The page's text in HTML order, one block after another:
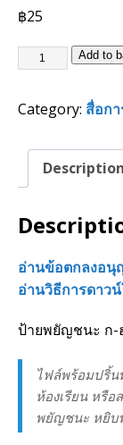
฿25
Add to
Category: สื่อก
Description
อ่านข้อตกลงอนุ
อ่านวิธีการดาว
ป้ายพยัญชนะ ก-
ไฟล์พร้อมปริ้น
ห้องเรียน หรือ
พยัญชนะ หยิบ